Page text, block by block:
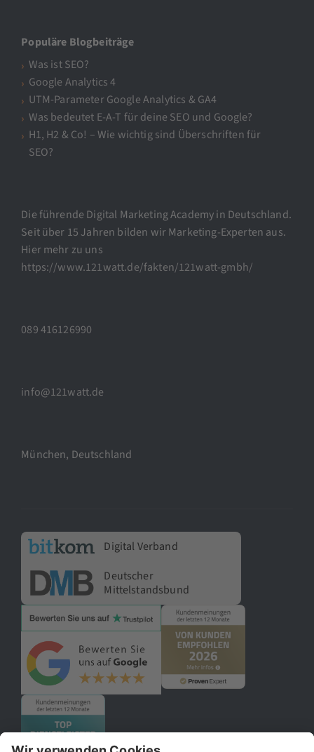
Populäre Blogbeiträge
Was ist SEO?
Google Analytics 4
UTM-Parameter Google Analytics & GA4
Was bedeutet E-A-T für deine SEO und Google?
H1, H2 & Co! – Wie wichtig sind Überschriften für
SEO?
Die führende Digital Marketing Academy in Deutschland.
Seit über 15 Jahren bilden wir Marketing-Experten aus.
Hier mehr zu uns
https://www.121watt.de/fakten/121watt-gmbh/
089 416126990
info@121watt.de
München, Deutschland
Digital Verband
Deutscher
Mittelstandsbund